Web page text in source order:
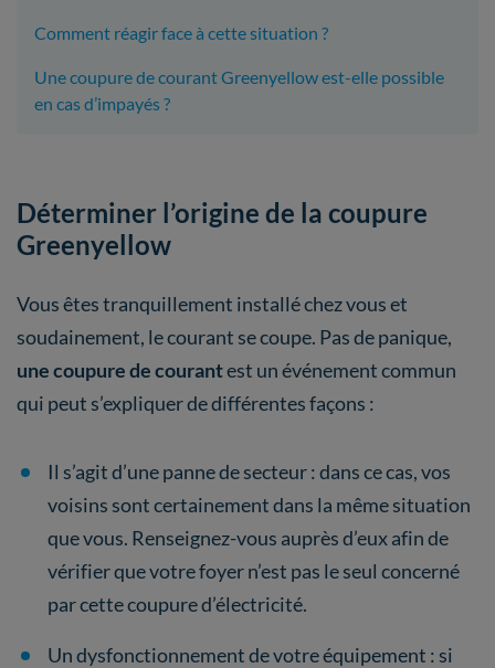
Comment réagir face à cette situation ?
Une coupure de courant Greenyellow est-elle possible
en cas d’impayés ?
Déterminer l’origine de la coupure
Greenyellow
Vous êtes tranquillement installé chez vous et
soudainement, le courant se coupe. Pas de panique,
une coupure de courantest un événement commun
qui peut s’expliquer de différentes façons :
Il s’agit d’une panne de secteur : dans ce cas, vos
voisins sont certainement dans la même situation
que vous. Renseignez-vous auprès d’eux afin de
vérifier que votre foyer n’est pas le seul concerné
par cette coupure d’électricité.
Un dysfonctionnement de votre équipement : si